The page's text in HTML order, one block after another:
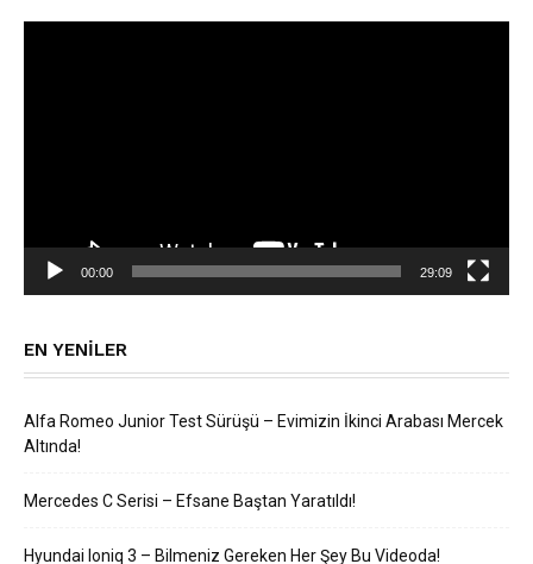
00:00 29:09
EN YENILER
Alfa Romeo Junior Test Sürüşü – Evimizin İkinci Arabası Mercek
Altında!
Mercedes C Serisi – Efsane Baştan Yaratıldı!
Hyundai Ioniq 3 – Bilmeniz Gereken Her Şey Bu Videoda!